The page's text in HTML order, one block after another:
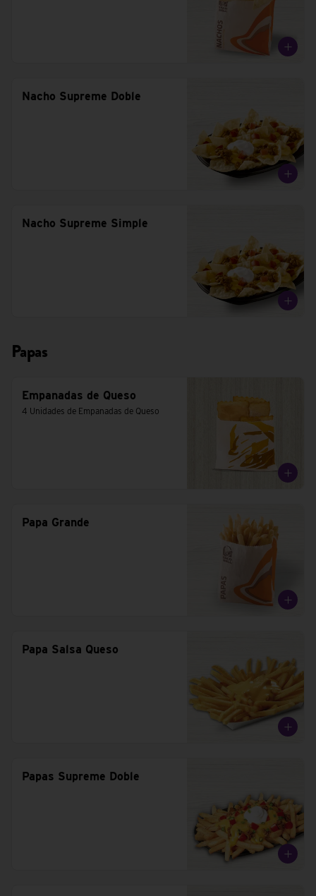
Nacho Supreme Doble
Nacho Supreme Simple
Papas
Empanadas de Queso
4 Unidades de Empanadas de Queso
Papa Grande
Papa Salsa Queso
Papas Supreme Doble